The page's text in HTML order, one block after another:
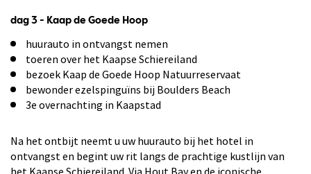
dag 3 - Kaap de Goede Hoop
huurauto in ontvangst nemen
toeren over het Kaapse Schiereiland
bezoek Kaap de Goede Hoop Natuurreservaat
bewonder ezelspinguïns bij Boulders Beach
3e overnachting in Kaapstad
Na het ontbijt neemt u uw huurauto bij het hotel in
ontvangst en begint uw rit langs de prachtige kustlijn van